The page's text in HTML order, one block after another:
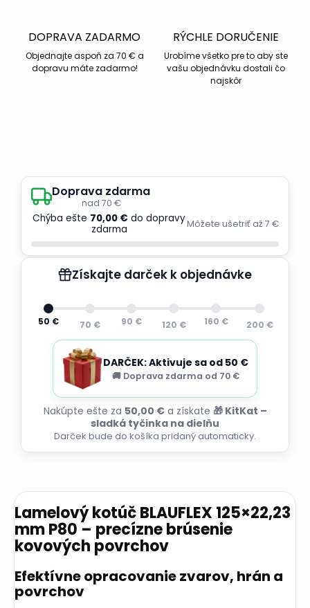
DOPRAVA ZADARMO
Objednajte aspoň za 70 € a
dopravu máte zadarmo!
RÝCHLE DORUČENIE
Urobíme všetko pre to aby ste
vašu objednávku dostali čo
najskôr
Doprava zdarma
nad 70 €
Chýba ešte 70,00 € do dopravy
zdarma
Môžete ušetriť až 7 €
Získajte darček k objednávke
50 € 70 € 90 € 120 € 160 € 200 €
DARČEK: Aktivuje sa od 50 €
🚚 Doprava zdarma od 70 €
Nakúpte ešte za 50,00 €a získate 🎁 KitKat –
sladká tyčinka na dielňu
Darček bude do košíka pridaný automaticky.
Lamelový kotúč BLAUFLEX 125×22,23
mm P80 – precízne brúsenie
kovových povrchov
Efektívne opracovanie zvarov, hrán a
povrchov